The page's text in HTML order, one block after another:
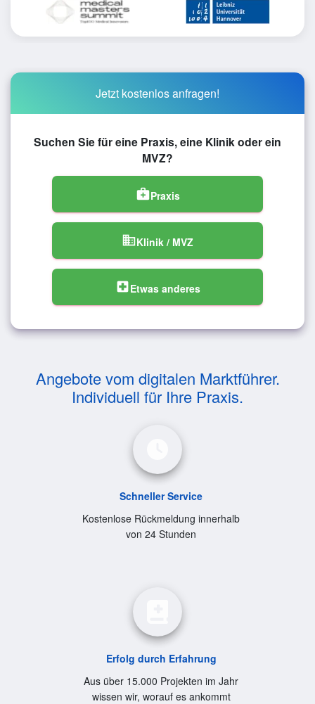
Jetzt kostenlos anfragen!
Suchen Sie für eine Praxis, eine Klinik oder ein
MVZ?
medical_servicesPraxis
domainKlinik / MVZ
local_hospitalEtwas anderes
Angebote vom digitalen Marktführer.
Individuell für Ihre Praxis.
Schneller Service
Kostenlose Rückmeldung innerhalb
von 24 Stunden
Erfolg durch Erfahrung
Aus über 15.000 Projekten im Jahr
wissen wir, worauf es ankommt